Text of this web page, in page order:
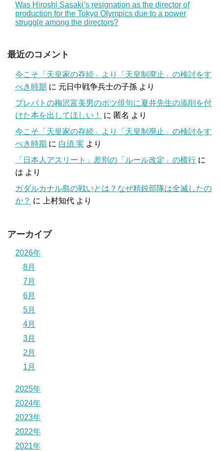
Was Hiroshi Sasaki’s resignation as the director of
production for the Tokyo Olympics due to a power
struggle among the directors?
最近のコメント
今こそ「天皇家の存続」より「天皇制廃止」の検討をす
べき時期 に 元日中戦争兵士の子孫 より
プレバトの梅沢富美男のボツ俳句に夏井先生の添削を付
けた本を出してほしい！
に 匿名 より
今こそ「天皇家の存続」より「天皇制廃止」の検討をす
べき時期 に 白須 実 より
「日本人アスリート」差別の「ルール改定」の横行 に
は より
ガダルカナル島の戦いとは？なぜ精鋭部隊は全滅したの
か？ に 上村知代 より
アーカイブ
2026年
8月
7月
6月
5月
4月
3月
2月
1月
2025年
2024年
2023年
2022年
2021年